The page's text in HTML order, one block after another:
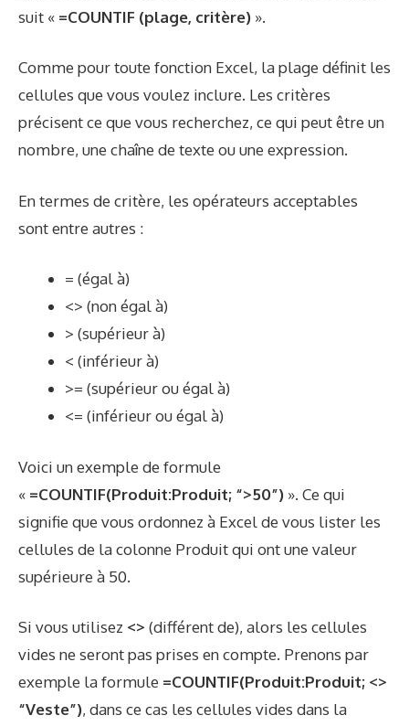
suit « =COUNTIF (plage, critère) ».
Comme pour toute fonction Excel, la plage définit les
cellules que vous voulez inclure. Les critères
précisent ce que vous recherchez, ce qui peut être un
nombre, une chaîne de texte ou une expression.
En termes de critère, les opérateurs acceptables
sont entre autres :
= (égal à)
<> (non égal à)
> (supérieur à)
< (inférieur à)
>= (supérieur ou égal à)
<= (inférieur ou égal à)
Voici un exemple de formule
« =COUNTIF(Produit:Produit; “>50”) ». Ce qui
signifie que vous ordonnez à Excel de vous lister les
cellules de la colonne Produit qui ont une valeur
supérieure à 50.
Si vous utilisez <> (différent de), alors les cellules
vides ne seront pas prises en compte. Prenons par
exemple la formule =COUNTIF(Produit:Produit; <>
“Veste”), dans ce cas les cellules vides dans la